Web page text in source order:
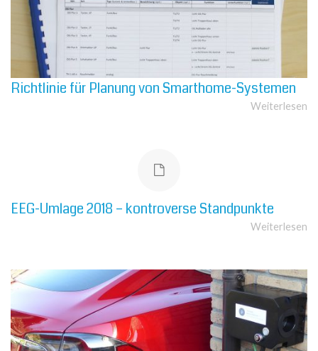
Richtlinie für Planung von Smarthome-Systemen
Weiterlesen
EEG-Umlage 2018 – kontroverse Standpunkte
Weiterlesen